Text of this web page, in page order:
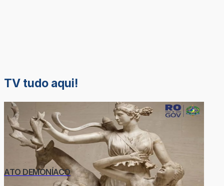
TV tudo aqui!
ATO DEMONÍACO